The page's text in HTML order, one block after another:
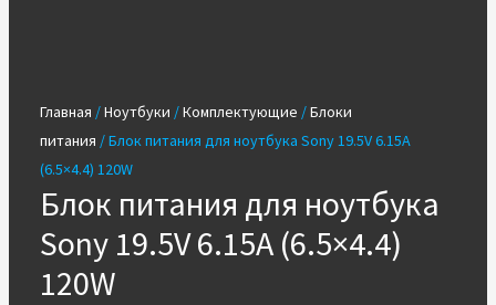
Главная /Ноутбуки /Комплектующие /Блоки
питания / Блок питания для ноутбука Sony 19.5V 6.15A
(6.5×4.4) 120W
Блок питания для ноутбука
Sony 19.5V 6.15A (6.5×4.4)
120W